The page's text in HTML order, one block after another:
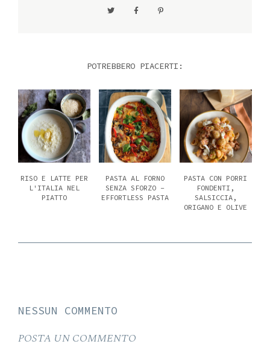
POTREBBERO PIACERTI:
RISO E LATTE PER
L'ITALIA NEL
PIATTO
PASTA AL FORNO
SENZA SFORZO -
EFFORTLESS PASTA
PASTA CON PORRI
FONDENTI,
SALSICCIA,
ORIGANO E OLIVE
NESSUN COMMENTO
POSTA UN COMMENTO